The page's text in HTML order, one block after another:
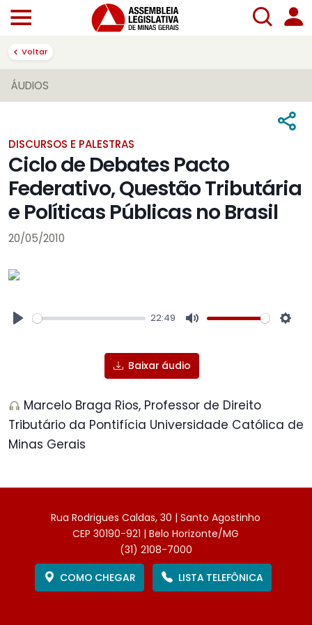
Voltar
ÁUDIOS
DISCURSOS E PALESTRAS
Ciclo de Debates Pacto
Federativo, Questão Tributária
e Políticas Públicas no Brasil
20/05/2010
22:49
Baixar áudio
Marcelo Braga Rios, Professor de Direito
Tributário da Pontifícia Universidade Católica de
Minas Gerais
Rua Rodrigues Caldas, 30 | Santo Agostinho
CEP 30190-921 | Belo Horizonte/MG
(31) 2108-7000
COMO CHEGAR
LISTA TELEFÔNICA